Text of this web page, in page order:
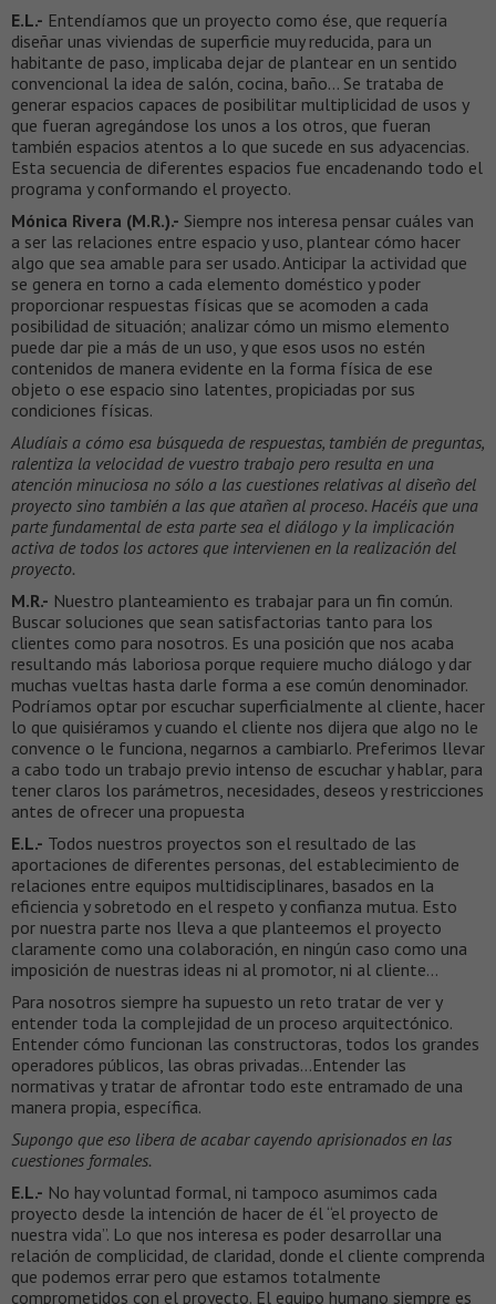
E.L.- Entendíamos que un proyecto como ése, que requería
diseñar unas viviendas de superficie muy reducida, para un
habitante de paso, implicaba dejar de plantear en un sentido
convencional la idea de salón, cocina, baño… Se trataba de
generar espacios capaces de posibilitar multiplicidad de usos y
que fueran agregándose los unos a los otros, que fueran
también espacios atentos a lo que sucede en sus adyacencias.
Esta secuencia de diferentes espacios fue encadenando todo el
programa y conformando el proyecto.
Mónica Rivera (M.R.).- Siempre nos interesa pensar cuáles van
a ser las relaciones entre espacio y uso, plantear cómo hacer
algo que sea amable para ser usado. Anticipar la actividad que
se genera en torno a cada elemento doméstico y poder
proporcionar respuestas físicas que se acomoden a cada
posibilidad de situación; analizar cómo un mismo elemento
puede dar pie a más de un uso, y que esos usos no estén
contenidos de manera evidente en la forma física de ese
objeto o ese espacio sino latentes, propiciadas por sus
condiciones físicas.
Aludíais a cómo esa búsqueda de respuestas, también de preguntas,
ralentiza la velocidad de vuestro trabajo pero resulta en una
atención minuciosa no sólo a las cuestiones relativas al diseño del
proyecto sino también a las que atañen al proceso. Hacéis que una
parte fundamental de esta parte sea el diálogo y la implicación
activa de todos los actores que intervienen en la realización del
proyecto.
M.R.- Nuestro planteamiento es trabajar para un fin común.
Buscar soluciones que sean satisfactorias tanto para los
clientes como para nosotros. Es una posición que nos acaba
resultando más laboriosa porque requiere mucho diálogo y dar
muchas vueltas hasta darle forma a ese común denominador.
Podríamos optar por escuchar superficialmente al cliente, hacer
lo que quisiéramos y cuando el cliente nos dijera que algo no le
convence o le funciona, negarnos a cambiarlo. Preferimos llevar
a cabo todo un trabajo previo intenso de escuchar y hablar, para
tener claros los parámetros, necesidades, deseos y restricciones
antes de ofrecer una propuesta
E.L.- Todos nuestros proyectos son el resultado de las
aportaciones de diferentes personas, del establecimiento de
relaciones entre equipos multidisciplinares, basados en la
eficiencia y sobretodo en el respeto y confianza mutua. Esto
por nuestra parte nos lleva a que planteemos el proyecto
claramente como una colaboración, en ningún caso como una
imposición de nuestras ideas ni al promotor, ni al cliente…
Para nosotros siempre ha supuesto un reto tratar de ver y
entender toda la complejidad de un proceso arquitectónico.
Entender cómo funcionan las constructoras, todos los grandes
operadores públicos, las obras privadas…Entender las
normativas y tratar de afrontar todo este entramado de una
manera propia, específica.
Supongo que eso libera de acabar cayendo aprisionados en las
cuestiones formales.
E.L.- No hay voluntad formal, ni tampoco asumimos cada
proyecto desde la intención de hacer de él “el proyecto de
nuestra vida”. Lo que nos interesa es poder desarrollar una
relación de complicidad, de claridad, donde el cliente comprenda
que podemos errar pero que estamos totalmente
comprometidos con el proyecto. El equipo humano siempre es